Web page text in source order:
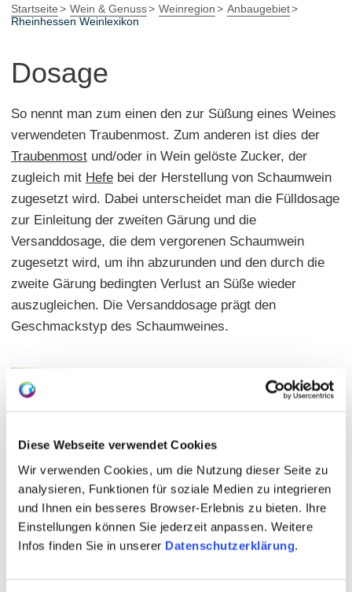
Diese Webseite verwendet Cookies
Wir verwenden Cookies, um die Nutzung dieser Seite zu
analysieren, Funktionen für soziale Medien zu integrieren
und Ihnen ein besseres Browser-Erlebnis zu bieten. Ihre
Einstellungen können Sie jederzeit anpassen. Weitere
Infos finden Sie in unserer Datenschutzerklärung.
Startseite Wein & Genuss Weinregion
Anbaugebiet
Rheinhessen Weinlexikon
Dosage
So nennt man zum einen den zur Süßung eines Weines
verwendeten Traubenmost. Zum anderen ist dies der
Traubenmost und/oder in Wein gelöste Zucker, der
zugleich mit Hefe bei der Herstellung von Schaumwein
zugesetzt wird. Dabei unterscheidet man die Fülldosage
zur Einleitung der zweiten Gärung und die
Versanddosage, die dem vergorenen Schaumwein
zugesetzt wird, um ihn abzurunden und den durch die
zweite Gärung bedingten Verlust an Süße wieder
auszugleichen. Die Versanddosage prägt den
Geschmackstyp des Schaumweines.